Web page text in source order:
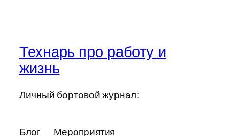
Технарь про работу и
жизнь
Личный бортовой журнал:
Блог Мероприятия